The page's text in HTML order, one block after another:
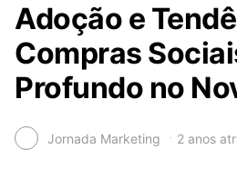
Adoção e
Compras
Profundo no
Jornada Marketing 2 anos